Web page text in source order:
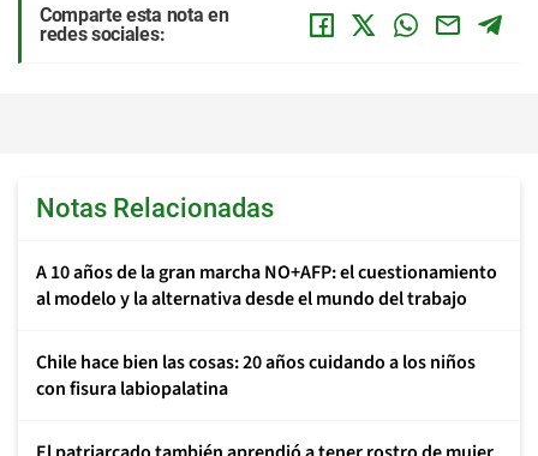
Comparte esta nota en
redes sociales:
Notas Relacionadas
A 10 años de la gran marcha NO+AFP: el cuestionamiento
al modelo y la alternativa desde el mundo del trabajo
Chile hace bien las cosas: 20 años cuidando a los niños
con fisura labiopalatina